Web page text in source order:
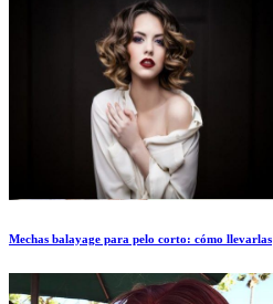
Mechas balayage para pelo corto: cómo llevarlas